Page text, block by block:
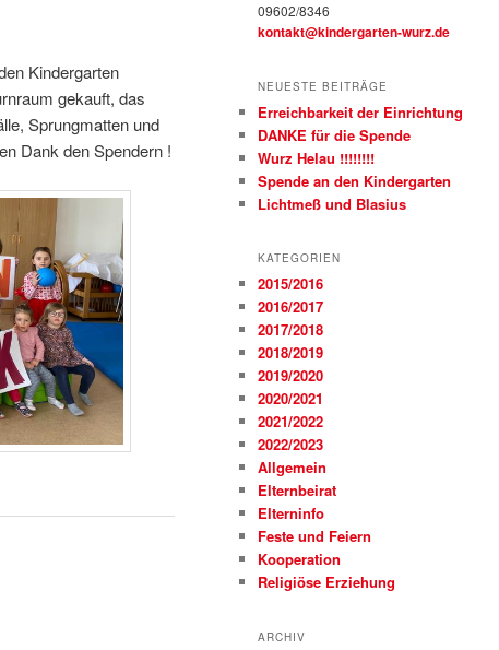
Kindergarten
gekauft, das
Sprungmatten und
Dank den Spendern !
09602/8346
kontakt@kindergarten-wurz.de
NEUESTE BEITRÄGE
Erreichbarkeit der Einrichtung
DANKE für die Spende
Wurz Helau !!!!!!!!
Spende an den Kindergarten
Lichtmeß und Blasius
KATEGORIEN
2015/2016
2016/2017
2017/2018
2018/2019
2019/2020
2020/2021
2021/2022
2022/2023
Allgemein
Elternbeirat
Elterninfo
Feste und Feiern
Kooperation
Religiöse Erziehung
ARCHIV